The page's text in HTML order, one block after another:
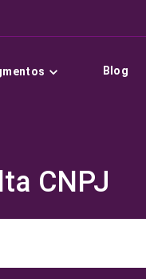
Blog
CNPJ